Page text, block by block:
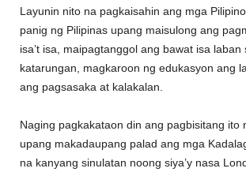
Layunin nito na pagkaisahin ang mga
panig ng Pilipinas upang maisulong ang
isa’t isa, maipagtanggol ang bawat isa laban
katarungan, magkaroon ng edukasyon ang
ang pagsasaka at kalakalan.
Naging pagkakataon din ang pagbisitang ito
upang makadaupang palad ang mga
na kanyang sinulatan noong siya’y nasa